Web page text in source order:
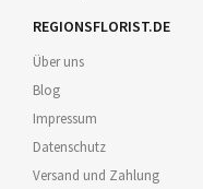
REGIONSFLORIST.DE
Über uns
Blog
Impressum
Datenschutz
Versand und Zahlung